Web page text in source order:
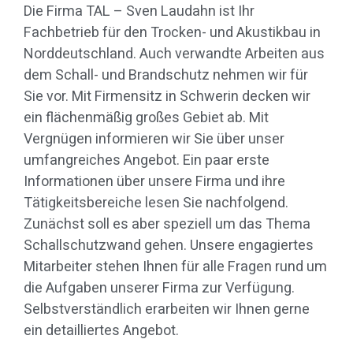
Die Firma TAL – Sven Laudahn ist Ihr
Fachbetrieb für den Trocken- und Akustikbau in
Norddeutschland. Auch verwandte Arbeiten aus
dem Schall- und Brandschutz nehmen wir für
Sie vor. Mit Firmensitz in Schwerin decken wir
ein flächenmäßig großes Gebiet ab. Mit
Vergnügen informieren wir Sie über unser
umfangreiches Angebot. Ein paar erste
Informationen über unsere Firma und ihre
Tätigkeitsbereiche lesen Sie nachfolgend.
Zunächst soll es aber speziell um das Thema
Schallschutzwand gehen. Unsere engagiertes
Mitarbeiter stehen Ihnen für alle Fragen rund um
die Aufgaben unserer Firma zur Verfügung.
Selbstverständlich erarbeiten wir Ihnen gerne
ein detailliertes Angebot.